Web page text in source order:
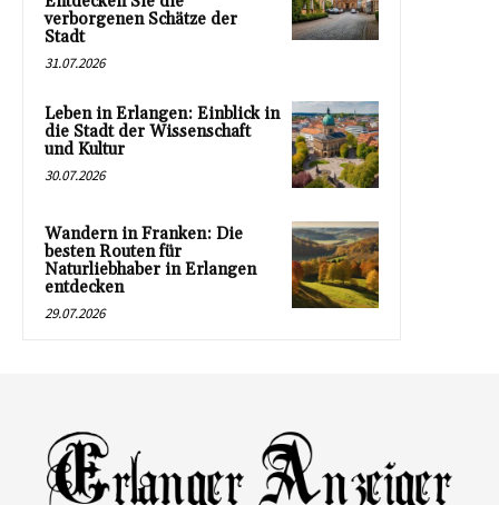
verborgenen Schätze der
Stadt
31.07.2026
Leben in Erlangen: Einblick in
die Stadt der Wissenschaft
und Kultur
30.07.2026
Wandern in Franken: Die
besten Routen für
Naturliebhaber in Erlangen
entdecken
29.07.2026